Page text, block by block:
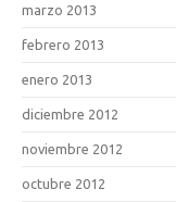
marzo 2013
febrero 2013
enero 2013
diciembre 2012
noviembre 2012
octubre 2012